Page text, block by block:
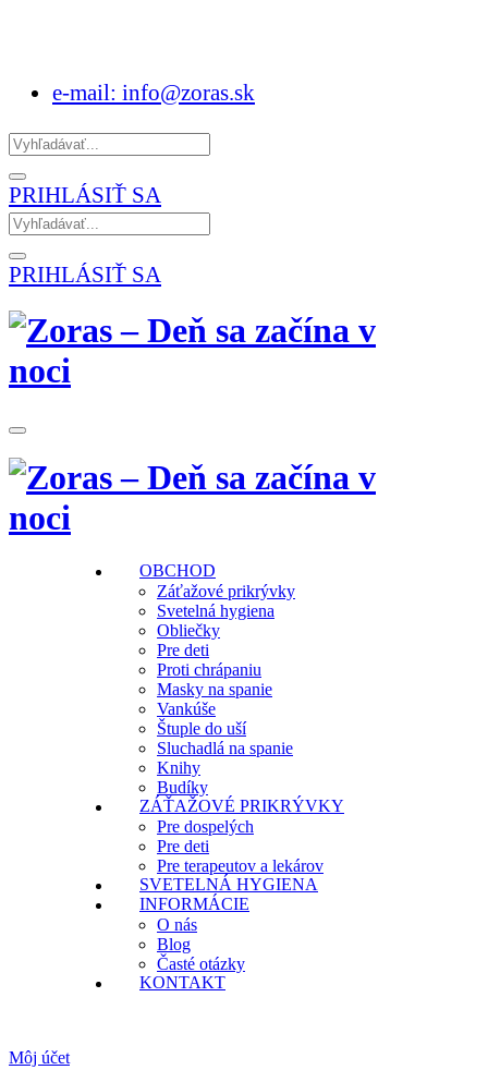
e-mail: info@zoras.sk
PRIHLÁSIŤ SA
PRIHLÁSIŤ SA
OBCHOD
Záťažové prikrývky
Svetelná hygiena
Obliečky
Pre deti
Proti chrápaniu
Masky na spanie
Vankúše
Štuple do uší
Sluchadlá na spanie
Knihy
Budíky
ZÁŤAŽOVÉ PRIKRÝVKY
Pre dospelých
Pre deti
Pre terapeutov a lekárov
SVETELNÁ HYGIENA
INFORMÁCIE
O nás
Blog
Časté otázky
KONTAKT
Môj účet